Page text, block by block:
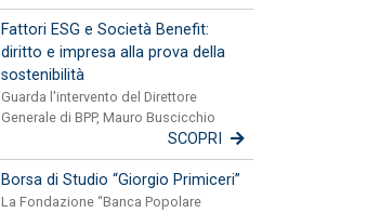
Fattori ESG e Società Benefit:
diritto e impresa alla prova della
sostenibilità
Guarda l'intervento del Direttore
Generale di BPP, Mauro Buscicchio
SCOPRI
Borsa di Studio “Giorgio Primiceri”
La Fondazione “Banca Popolare